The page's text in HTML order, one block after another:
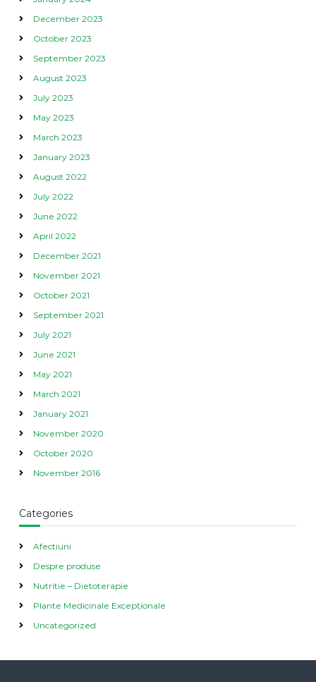
December 2023
October 2023
September 2023
August 2023
July 2023
May 2023
March 2023
January 2023
August 2022
July 2022
June 2022
April 2022
December 2021
November 2021
October 2021
September 2021
July 2021
June 2021
May 2021
March 2021
January 2021
November 2020
October 2020
November 2016
Categories
Afectiuni
Despre produse
Nutritie – Dietoterapie
Plante Medicinale Excepționale
Uncategorized